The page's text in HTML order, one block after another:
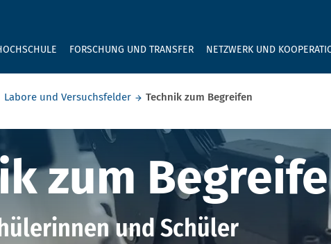
FORSCHUNG UND TRANSFER NETZWERK UND
Labore und Versuchsfelder Technik zum Begreifen
zum Begreifen
zum
und Schüler